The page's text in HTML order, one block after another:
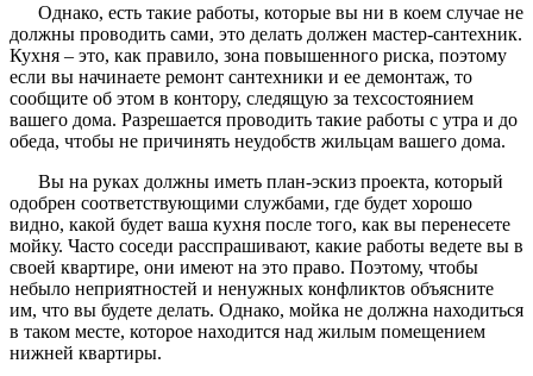
Однако, есть такие работы, которые вы ни в коем случае не
должны проводить сами, это делать должен мастер-сантехник.
Кухня – это, как правило, зона повышенного риска, поэтому
если вы начинаете ремонт сантехники и ее демонтаж, то
сообщите об этом в контору, следящую за техсостоянием
вашего дома. Разрешается проводить такие работы с утра и до
обеда, чтобы не причинять неудобств жильцам вашего дома.
Вы на руках должны иметь план-эскиз проекта, который
одобрен соответствующими службами, где будет хорошо
видно, какой будет ваша кухня после того, как вы перенесете
мойку. Часто соседи расспрашивают, какие работы ведете вы в
своей квартире, они имеют на это право. Поэтому, чтобы
небыло неприятностей и ненужных конфликтов объясните
им, что вы будете делать. Однако, мойка не должна находиться
в таком месте, которое находится над жилым помещением
нижней квартиры.